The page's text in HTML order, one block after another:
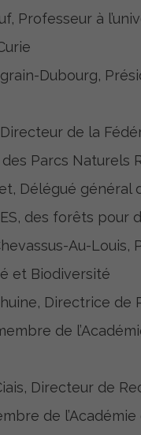
Professeur à
Dubourg,
de la
Parcs Naturels
Délégué général
des forêts pour
Au-Louis,
et Biodiversité
Directrice de
de
Directeur de
de l’Académie